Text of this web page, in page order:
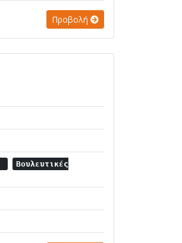
Προβολή
Βουλευτικές